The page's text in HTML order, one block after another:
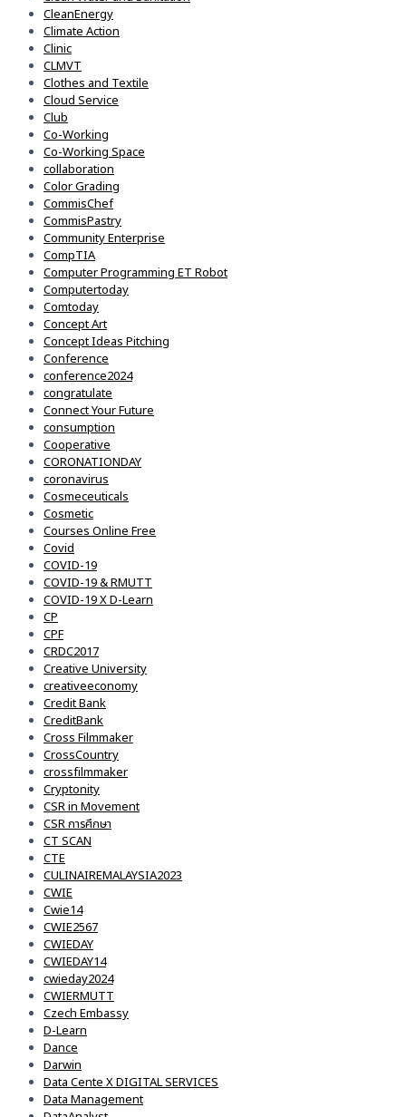
CleanEnergy
Climate Action
Clinic
CLMVT
Clothes and Textile
Cloud Service
Club
Co-Working
Co-Working Space
collaboration
Color Grading
CommisChef
CommisPastry
Community Enterprise
CompTIA
Computer Programming ET Robot
Computertoday
Comtoday
Concept Art
Concept Ideas Pitching
Conference
conference2024
congratulate
Connect Your Future
consumption
Cooperative
CORONATIONDAY
coronavirus
Cosmeceuticals
Cosmetic
Courses Online Free
Covid
COVID-19
COVID-19 & RMUTT
COVID-19 X D-Learn
CP
CPF
CRDC2017
Creative University
creativeeconomy
Credit Bank
CreditBank
Cross Filmmaker
CrossCountry
crossfilmmaker
Cryptonity
CSR in Movement
CSR การศึกษา
CT SCAN
CTE
CULINAIREMALAYSIA2023
CWIE
Cwie14
CWIE2567
CWIEDAY
CWIEDAY14
cwieday2024
CWIERMUTT
Czech Embassy
D-Learn
Dance
Darwin
Data Cente X DIGITAL SERVICES
Data Management